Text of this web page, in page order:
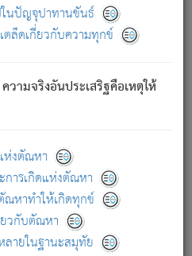
นปัญจุปาทานขันธ์
ล็ดเกี่ยวกับความทุกข์
ามจริงอันประเสริฐคือเหตุให้
งตัณหา
ารเกิดแห่งตัณหา
หาทำให้เกิดทุกข์
วกับตัณหา
ายในฐานะสมุทัย
า) สัตว์ทั้งหลายอันอวิชาหนา
ยินดีในภพอันเป็นแล้วนั้น ย่อม
[3]เพื่อความมีแห่งประโยชน์โดย
หมดนั้น ไม่เที่ยง เป็นทุกข์ มี
ด้ และไม่เพลิดเพลินวิภวตัณหา
ไม่เหลือ (แห่งภพทั้งหลาย)
ยประการทั้งปวง นั้นคือ